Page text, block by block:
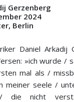
Gerzenberg
2024
Berlin
Daniel Arkadij
»ich wurde /
mal als /
meiner seele /
nicht